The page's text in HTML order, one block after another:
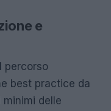
e
percorso
best practice da
delle